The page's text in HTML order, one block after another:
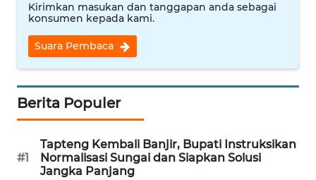
Kirimkan masukan dan tanggapan anda sebagai
konsumen kepada kami.
Suara Pembaca
Berita Populer
#1
Tapteng Kembali Banjir, Bupati Instruksikan
Normalisasi Sungai dan Siapkan Solusi
Jangka Panjang
INDRAMAYU
WN
KUNINGAN
WN
MAJALENGKA
WN
SUBANG